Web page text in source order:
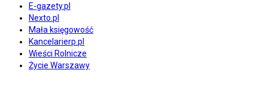
E-gazety.pl
Nexto.pl
Mała księgowość
Kancelarierp.pl
Wieści Rolnicze
Życie Warszawy